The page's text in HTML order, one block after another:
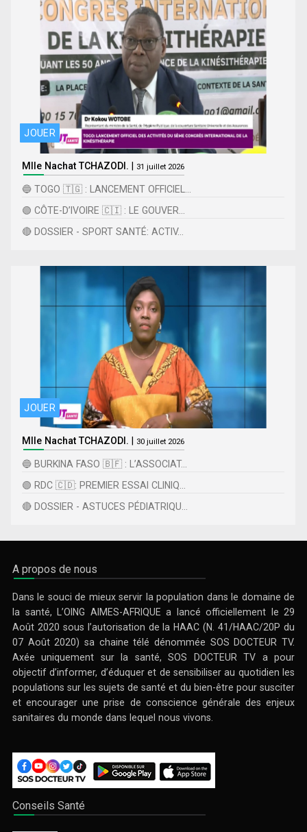
JOUER
Mlle Nachat TCHAZODI. | 31 juillet 2026
🔵 TOGO 🇹🇬 : LANCEMENT OFFICIEL...
🟢 CÔTE-D’IVOIRE 🇨🇮 : LE GOUVER...
🔴 DOSSIER - SPORT SANTÉ: ACTIV...
JOUER
Mlle Nachat TCHAZODI. | 30 juillet 2026
🔵 BURKINA FASO 🇧🇫 : L’ASSOCIAT...
🟢 RDC 🇨🇩: PREMIER ESSAI CLINIQ...
🔴 DOSSIER - ASTUCES PÉDIATRIQU...
A propos de nous
Dans le souci de mieux servir la population dans le domaine de
la santé, L’OING AIMES-AFRIQUE a lancé officiellement le 29
Août 2020 sous l’autorisation de la HAAC (N. 41/HAAC/20P du
07 Août 2020) sa chaine télé dénommée SOS DOCTEUR TV.
Axée uniquement sur la santé, SOS DOCTEUR TV a pour
objectif d’informer, d’éduquer et de sensibiliser au quotidien les
populations sur les sujets de santé et du bien-être pour susciter
et encourager une prise de conscience générale des enjeux
sanitaires du monde dans lequel nous vivons.
Conseils Santé